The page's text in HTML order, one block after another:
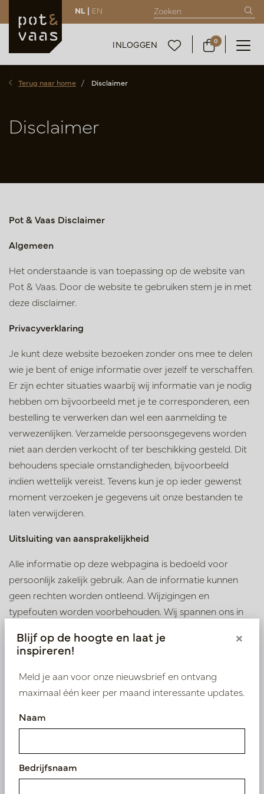
NL | EN
INLOGGEN 0
Terug naar home Disclaimer
Disclaimer
Pot & Vaas Disclaimer
Algemeen
Het onderstaande is van toepassing op de website van
Pot & Vaas. Door de website te gebruiken stem je in met
deze disclaimer.
Privacyverklaring
Je kunt deze website bezoeken zonder ons mee te delen
wie je bent of enige informatie over jezelf te verschaffen.
Er zijn echter situaties waarbij wij informatie van je nodig
hebben om bijvoorbeeld met je te corresponderen, een
bestelling te verwerken dan wel een aanmelding te
verwezenlijken. Verzamelde persoonsgegevens worden
niet aan derden verkocht of ter beschikking gesteld. Dit
behoudens speciale omstandigheden, bijvoorbeeld
indien wettelijk vereist. Tevens kun je op ieder gewenst
moment verzoeken je gegevens uit onze bestanden te
laten verwijderen.
Uitsluiting van aansprakelijkheid
Alle informatie op deze webpagina is bedoeld voor
persoonlijk zakelijk gebruik. Aan de informatie kunnen
geen rechten worden ontleend. Wijzigingen en
typefouten worden voorbehouden. Wij spannen ons in
nauwkeurig mogelijk te laten zijn. Mogelijke verwijzingen
naar websites die niet door Pot & Vaas worden
onderhouden zijn louter ter informatie van de bezoeker
opgenomen. Elke aansprakelijkheid met betrekking tot
Beschikbaarheid
De informatie en aanbevelingen op deze website kunnen
zonder voorafgaande waarschuwing of kennisgeving
Blijf op de hoogte en laat je
inspireren!
×
Meld je aan voor onze nieuwsbrief en ontvang
maximaal één keer per maand interessante updates.
Naam
Bedrijfsnaam